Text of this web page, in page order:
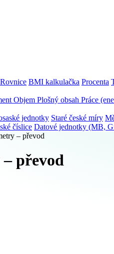
Rovnice BMI kalkulačka Procenta
Objem Plošný obsah Práce
jednotky Staré české míry
číslice Datové jednotky (MB,
– převod
převod